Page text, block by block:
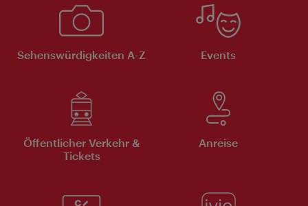
Sehenswürdigkeiten A-Z Events
Öffentlicher Verkehr &
Tickets
Anreise